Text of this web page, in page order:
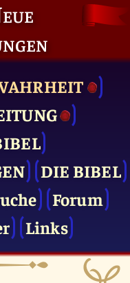
DIE BIBEL
Forum
Links